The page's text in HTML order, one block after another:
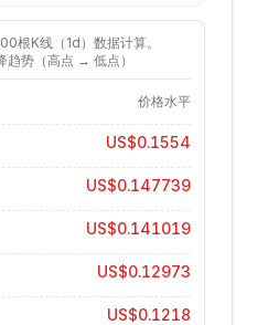
根K线（ 1d ）数据计算。
趋势（高点 → 低点）
价格水平
US$0.1554
US$0.147739
US$0.141019
US$0.12973
US$0.1218